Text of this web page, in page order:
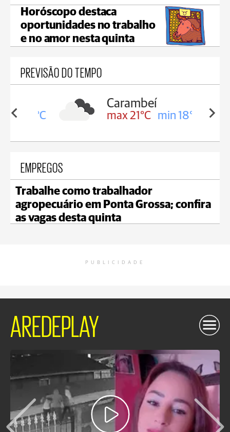
Horóscopo destaca
oportunidades no trabalho
e no amor nesta quinta
PREVISÃO DO TEMPO
19°C
Carambeí
max 21°C min 18°C
EMPREGOS
Trabalhe como trabalhador
agropecuário em Ponta Grossa; confira
as vagas desta quinta
PUBLICIDADE
AREDEPLAY